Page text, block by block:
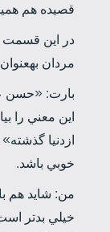
قصيده هم
در اين قسمت
مردان
بارت: «حسن
اين معني را
از­دنيا
خوبي باشد.
من: شايد هم
خيلي بدتر